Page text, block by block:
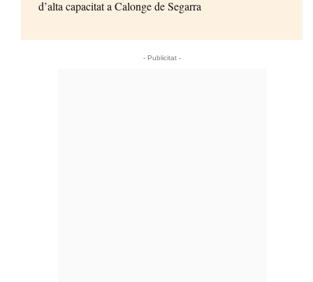
d’alta capacitat a Calonge de Segarra
- Publicitat -